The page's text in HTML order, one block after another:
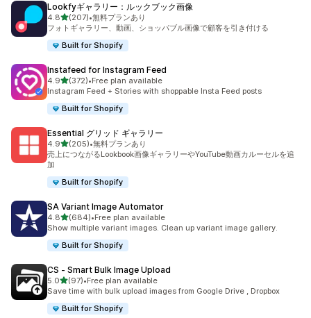
Lookfyギャラリー：ルックブック画像
4.85つ星中
(207)
合計レビュー数：207件
•無料プランあり
フォトギャラリー、動画、ショッパブル画像で顧客を引き付ける
Built for Shopify
Instafeed for Instagram Feed
4.95つ星中
(372)
合計レビュー数：372件
•Free plan available
Instagram Feed + Stories with shoppable Insta Feed posts
Built for Shopify
Essential グリッド ギャラリー
4.95つ星中
(205)
合計レビュー数：205件
•無料プランあり
売上につながるLookbook画像ギャラリーやYouTube動画カルーセルを追
加
Built for Shopify
SA Variant Image Automator
4.85つ星中
(684)
合計レビュー数：684件
•Free plan available
Show multiple variant images. Clean up variant image gallery.
Built for Shopify
CS ‑ Smart Bulk Image Upload
5.05つ星中
(97)
合計レビュー数：97件
•Free plan available
Save time with bulk upload images from Google Drive , Dropbox
Built for Shopify